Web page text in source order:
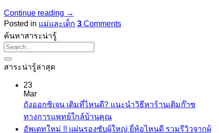
Continue reading →
Posted in แม่และเด็ก 3 Comments
ค้นหาสาระน่ารู้
สาระน่ารู้ล่าสุด
23
Mar
ถังออกซิเจน เติมที่ไหนดี? แนะนำวิธีหาร้านเติมก๊าซ
ทางการแพทย์ใกล้บ้านคุณ
Comments
อัพเดทใหม่ !! แผ่นรองซับผู้ใหญ่ ยี่ห้อไหนดี รวมรีวิวจากผู้